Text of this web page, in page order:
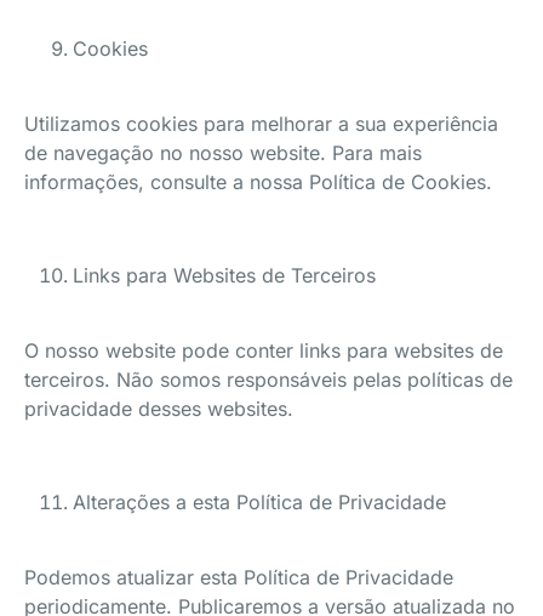
Cookies
Utilizamos cookies para melhorar a sua experiência
de navegação no nosso website. Para mais
informações, consulte a nossa Política de Cookies.
Links para Websites de Terceiros
O nosso website pode conter links para websites de
terceiros. Não somos responsáveis pelas políticas de
privacidade desses websites.
Alterações a esta Política de Privacidade
Podemos atualizar esta Política de Privacidade
periodicamente. Publicaremos a versão atualizada no